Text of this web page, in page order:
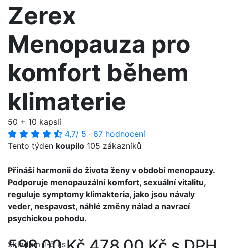
Zerex
Menopauza pro
komfort během
klimaterie
50 + 10 kapslí
4,7/ 5 · 67 hodnocení
Tento týden koupilo 105 zákazníků
Přináší harmonii do života ženy v období menopauzy.
Podporuje menopauzální komfort, sexuální vitalitu,
reguluje symptomy klimakteria, jako jsou návaly
veder, nespavost, náhlé změny nálad a navrací
psychickou pohodu.
Skladem 1-5 ks